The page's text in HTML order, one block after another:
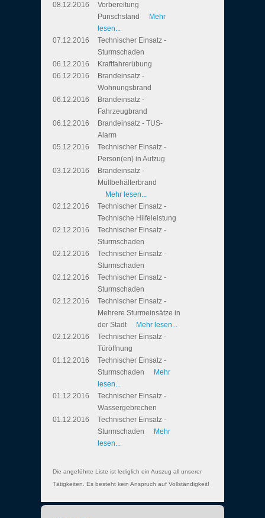
08.12.2016
Vorbereitung
Punschstand
Mehr
lesen...
07.12.2016
Technischer Einsatz -
Sturmschaden
06.12.2016
Kraftfahrerübung
06.12.2016
Brandeinsatz -
Wohnungsbrand
06.12.2016
Brandeinsatz -
Fahrzeugbrand
06.12.2016
Brandeinsatz - TUS-
Alarm
05.12.2016
Technischer Einsatz -
Person(en) in Aufzug
03.12.2016
Brandeinsatz -
Müllbehälterbrand
Mehr lesen...
02.12.2016
Technischer Einsatz -
Technische Hilfeleistung
02.12.2016
Technischer Einsatz -
Sturmschaden
02.12.2016
Technischer Einsatz -
Sturmschaden
02.12.2016
Technischer Einsatz -
Sturmschaden
02.12.2016
Technischer Einsatz -
Mehrere Sturmeinsätze in
der Stadt
Mehr lesen...
02.12.2016
Technischer Einsatz -
Türöffnung
01.12.2016
Technischer Einsatz -
Sturmschaden
Mehr
lesen...
01.12.2016
Technischer Einsatz -
Wassergebrechen
01.12.2016
Technischer Einsatz -
Sturmschaden
Mehr
lesen...
Die angeführte Liste ist lediglich ein Auszug all unserer
Tätigkeiten. Es besteht kein Anspruch auf Vollständigkeit!